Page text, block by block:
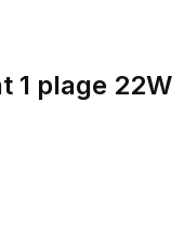
1 plage 22W